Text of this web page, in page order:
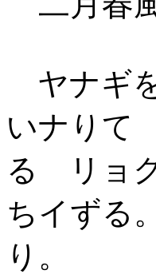
ヤナギ
いナり
る リョ
ちイずる
り。